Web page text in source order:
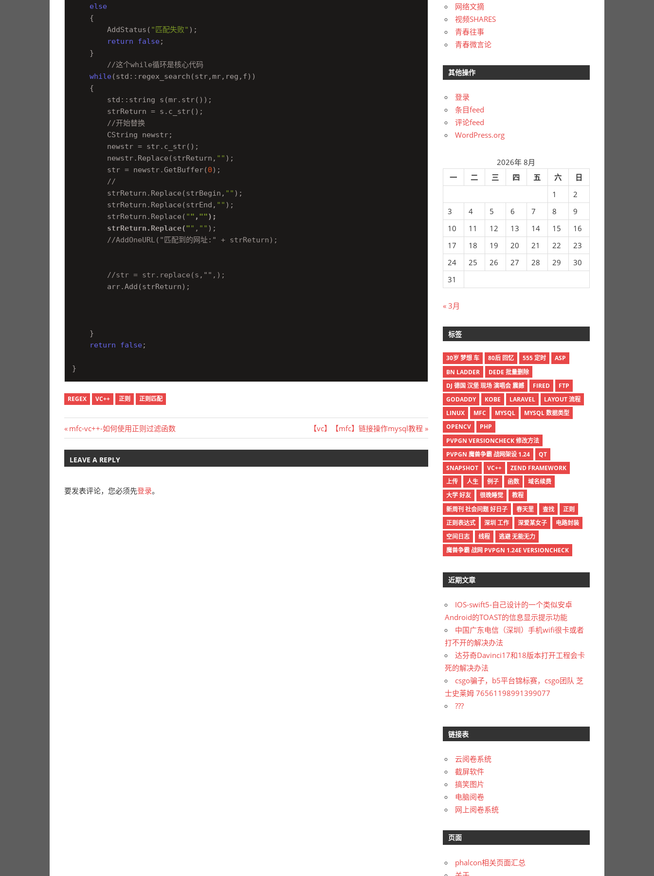
else
    {
        AddStatus(
"匹配失败" );
return
false;
    }
//这个while循环是核心代码
while(std::regex_search(str,mr,reg,f))
    {
        std::string s(mr.str());
        strReturn = s.c_str();
//开始替换
        CString newstr;
        newstr = str.c_str();
        newstr.Replace(strReturn,
"" );
        str = newstr.GetBuffer(
0);
//
        strReturn.Replace(strBegin,
"" );
        strReturn.Replace(strEnd,
"" );
        strReturn.Replace(
"" , "");
        strReturn.Replace(
"" , "" );
//AddOneURL("匹配到的网址:" + strReturn);
//str = str.replace(s,"",);
        arr.Add(strReturn);
    }
return
false;
REGEX VC++ 正则 正则匹配
文
章
导
航
Previous
Post:
mfc-vc++-如何使用正则过滤函数
Next
Post:
【vc】【mfc】链接操作mysql教程
LEAVE A REPLY
要发表评论，您必须先登录。
网络文摘
视频SHARES
青春往事
青春微言论
其他操作
登录
条目feed
评论feed
WordPress.org
2026年 8月
一
二 三 四 五 六
日
1
2
3
4 5 6 7 8
9
10
11 12 13 14 15
16
17
18 19 20 21 22
23
24
25 26 27 28 29
30
31
« 3月
标签
30岁 梦想 车 80后 回忆 555 定时
ASP
BN LADDER
DEDE 批量删除
DJ 德国 汉堡 现场 演唱会 震撼
FIRED
FTP
GODADDY
KOBE LARAVEL
LAYOUT 流程
LINUX
MFC MYSQL
MYSQL 数据类型
OPENCV
PHP
PVPGN VERSIONCHECK 修改方法
PVPGN 魔兽争霸 战网架设 1.24
QT
SNAPSHOT
VC++
ZEND FRAMEWORK
上传
人生 例子 函数
域名续费
大学 好友
很晚睡觉
教程
新周刊 社会问题 好日子
春天里 查找
正则
正则表达式
深圳 工作 深爱某女子
电路封装
空间日志
线程
逃避 无能无力
魔兽争霸 战网 PVPGN 1.24E VERSIONCHECK
近期文章
IOS-swift5-自己设计的一个类似安卓
Android的TOAST的信息显示提示功能
中国广东电信（深圳）手机wifi很卡或者
打不开的解决办法
达芬奇Davinci17和18版本打开工程会卡
死的解决办法
csgo骗子，b5平台锦标赛，csgo团队 芝
士史莱姆 76561198991399077
???
链接表
云阅卷系统
截屏软件
搞笑图片
电脑阅卷
网上阅卷系统
页面
phalcon相关页面汇总